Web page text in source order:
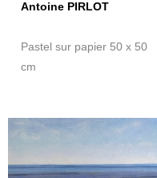
Antoine PIRLOT
Pastel sur papier 50 x 50
cm